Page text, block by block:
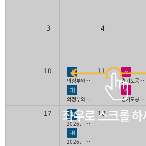
3 4
10 대
의정부와치 정기회의
대
의정부와치 정기회의
11 소
경기도공익활동지원센터 직무교육
소
경기도공익활동지원센터 직무교육
17 대
2026년 5월 경기도 아동학대 대응인력 통합교육
대
2026년 5월 경기도 아동학대 대응인력 통합교육
18